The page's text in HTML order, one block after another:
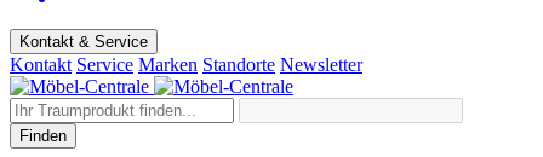
Kontakt & Service
Kontakt Service Marken Standorte Newsletter
Finden